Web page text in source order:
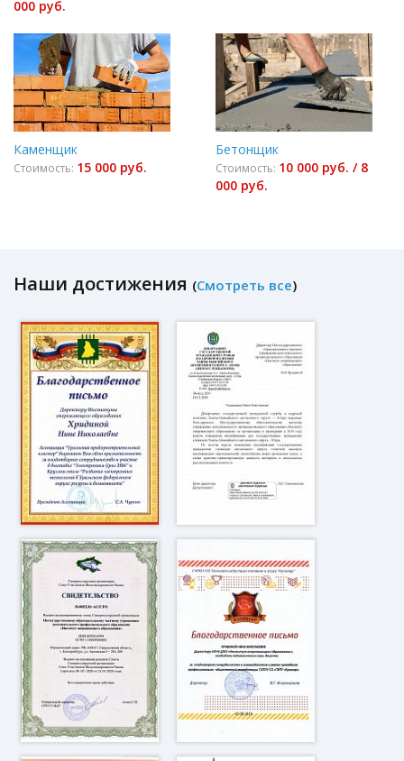
000 руб.
Каменщик
Стоимость: 15 000 руб.
Бетонщик
Стоимость: 10 000 руб. / 8
000 руб.
Наши достижения (Смотреть все)